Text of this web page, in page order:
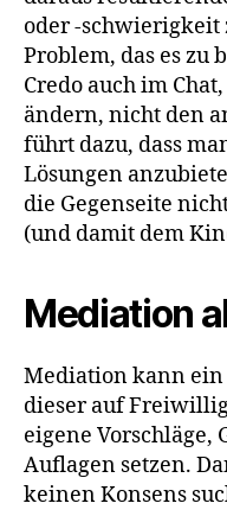
oder -schwierigkeit
Problem, das es zu
Credo auch im
ändern, nicht den
führt dazu, dass
Lösungen
die Gegenseite
(und damit dem
Mediation
Mediation kann ein
dieser auf
eigene
Auflagen setzen.
keinen Konsens